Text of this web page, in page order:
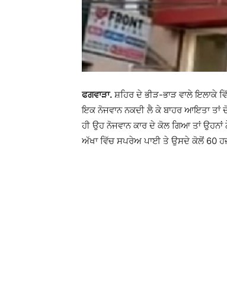
ਫਗਵਾੜਾ. ਸ਼ਹਿਰ ਦੇ ਭੀੜ-ਭਾੜ ਵਾਲੇ ਇਲਾਕੇ
ਇਕ ਨੋਜਵਾਨ ਨਕਦੀ ਲੈ ਕੇ ਬਾਹਰ ਆਇਤਾ ਤਾਂ
ਹੀ ਉਹ ਨੋਜਵਾਨ ਕਾਰ ਦੇ ਕੋਲ ਗਿਆ ਤਾਂ
ਅੱਖਾ ਵਿੱਚ ਸਪਰੇਅ ਪਾਈ ਤੇ ਉਸਦੇ ਕੋਲੋਂ 60